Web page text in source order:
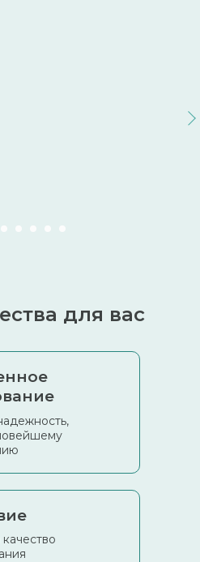
качество
для вас